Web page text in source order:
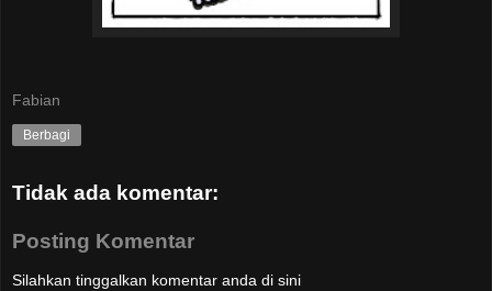
Fabian
Berbagi
Tidak ada komentar:
Posting Komentar
Silahkan tinggalkan komentar anda di sini